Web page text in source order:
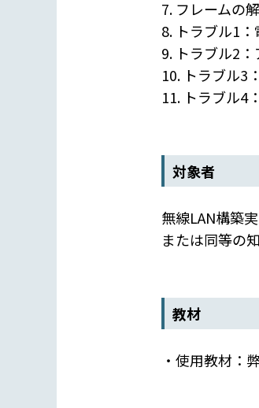
7. フレームの
8. トラブル1
9. トラブル2
10. トラブル3
11. トラブル4
対象者
無線LAN構築
または同等の
教材
・使用教材：